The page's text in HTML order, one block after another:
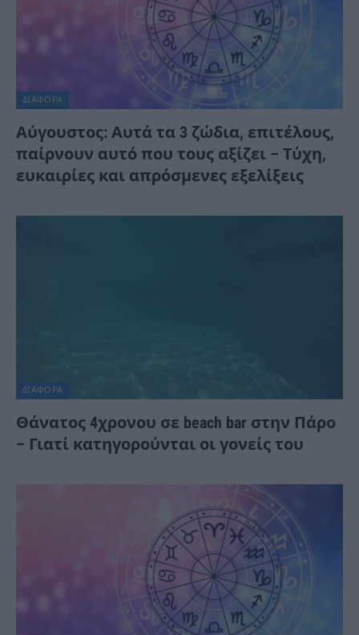
ΔΙΆΦΟΡΑ
Αύγουστος: Αυτά τα 3 ζώδια, επιτέλους,
παίρνουν αυτό που τους αξίζει – Τύχη,
ευκαιρίες και απρόσμενες εξελίξεις
ΔΙΆΦΟΡΑ
Θάνατος 4χρονου σε beach bar στην Πάρο
– Γιατί κατηγορούνται οι γονείς του